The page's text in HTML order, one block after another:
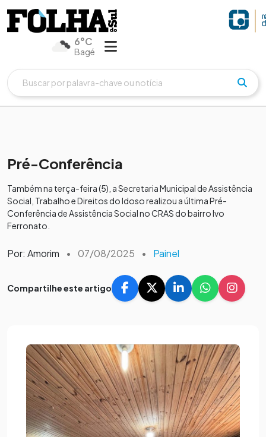
6°C
Bagé
Pré-Conferência
Também na terça-feira (5), a Secretaria Municipal de Assistência
Social, Trabalho e Direitos do Idoso realizou a última Pré-
Conferência de Assistência Social no CRAS do bairro Ivo
Ferronato.
Por: Amorim • 07/08/2025 • Painel
Compartilhe este artigo